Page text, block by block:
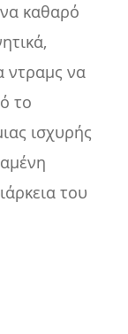
καθαρό
ντραμς να
το
ισχυρής
του